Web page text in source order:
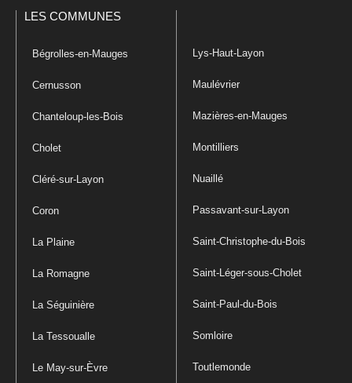
LES COMMUNES
Bégrolles-en-Mauges
Cernusson
Chanteloup-les-Bois
Cholet
Cléré-sur-Layon
Coron
La Plaine
La Romagne
La Séguinière
La Tessoualle
Le May-sur-Èvre
Lys-Haut-Layon
Maulévrier
Mazières-en-Mauges
Montilliers
Nuaillé
Passavant-sur-Layon
Saint-Christophe-du-Bois
Saint-Léger-sous-Cholet
Saint-Paul-du-Bois
Somloire
Toutlemonde